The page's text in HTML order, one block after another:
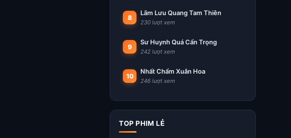
8
Lãm Lưu Quang Tam Thiên
230 lượt xem
9
Sư Huynh Quá Cẩn Trọng
242 lượt xem
10
Nhất Chẩm Xuân Hoa
246 lượt xem
TOP PHIM LẺ